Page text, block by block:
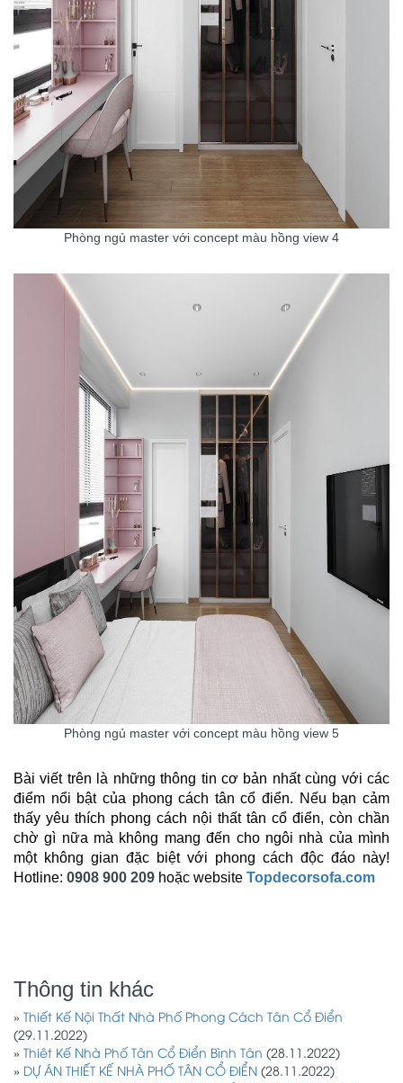
Phòng ngủ master với concept màu hồng view 4
Phòng ngủ master với concept màu hồng view 5
Bài viết trên là những thông tin cơ bản nhất cùng với các
điểm nổi bật của phong cách tân cổ điển. Nếu bạn cảm
thấy yêu thích phong cách nội thất tân cổ điển, còn chần
chờ gì nữa mà không mang đến cho ngôi nhà của mình
một không gian đặc biệt với phong cách độc đáo này!
Hotline: 0908 900 209 hoặc website Topdecorsofa.com
Thông tin khác
»
Thiết Kế Nội Thất Nhà Phố Phong Cách Tân Cổ Điển
(29.11.2022)
»
Thiêt Kế Nhà Phố Tân Cổ Điển Bình Tân (28.11.2022)
» DỰ ÁN THIẾT KẾ NHÀ PHỐ TÂN CỔ ĐIỂN (28.11.2022)